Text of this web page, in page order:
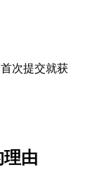
次提交就获
理由